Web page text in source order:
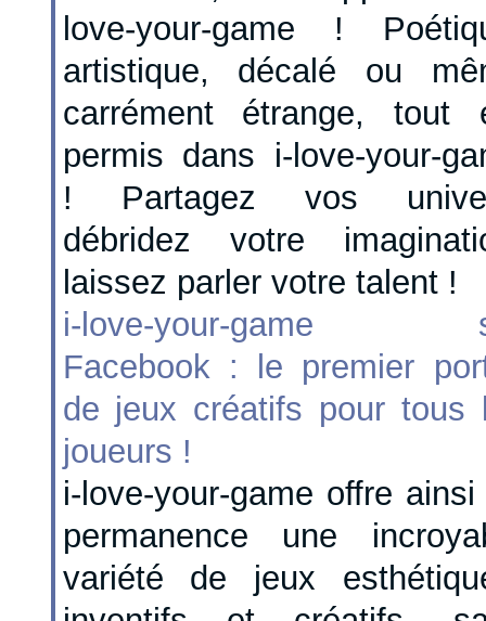
love-your-game !
artistique, décalé ou
carrément étrange, tout
permis dans i-love-your-
! Partagez vos
débridez votre
laissez parler votre talent !
i-love-your-game
Facebook : le premier
de jeux créatifs pour tous
joueurs !
i-love-your-game offre ainsi
permanence une
variété de jeux